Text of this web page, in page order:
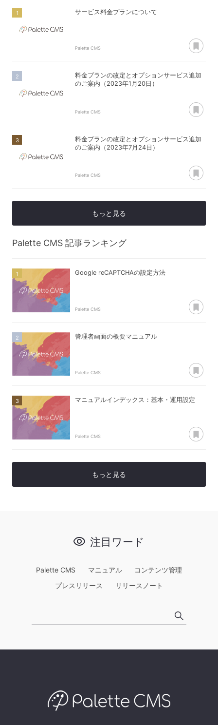
サービス料金プランについて
Palette CMS
料金プランの改定とオプションサービス追加
のご案内（2023年1月20日）
Palette CMS
料金プランの改定とオプションサービス追加
のご案内（2023年7月24日）
Palette CMS
もっと見る
Palette CMS 記事ランキング
Google reCAPTCHAの設定方法
Palette CMS
管理者画面の概要マニュアル
Palette CMS
マニュアルインデックス：基本・運用設定
Palette CMS
もっと見る
注目ワード
Palette CMS マニュアル
コンテンツ管理
プレスリリース
リリースノート